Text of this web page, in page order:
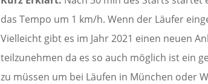
das Tempo um 1 km/h. Wenn der Läufer
Vielleicht gibt es im Jahr 2021 einen neuen
teilzunehmen da es so auch möglich ist ein
zu müssen um bei Läufen in München oder